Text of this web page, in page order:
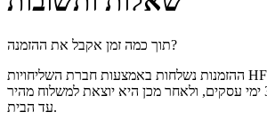
תוך כמה זמן אקבל את ההזמנה?
ההזמנות נשלחות באמצעות חברת השליחויות HFD לכל רחבי הארץ. זמן
הכנת ההזמנה הוא 1–3 ימי עסקים, ולאחר מכן היא יוצאת למשלוח מהיר
עד הבית.